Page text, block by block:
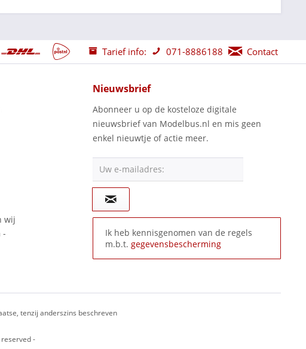
Tarief info: 071-8886188 Contact
wij
-
Nieuwsbrief
Abonneer u op de kosteloze digitale
nieuwsbrief van Modelbus.nl en mis geen
enkel nieuwtje of actie meer.
Uw e-mailadres:
Ik heb kennisgenomen van de regels
m.b.t. gegevensbescherming
tenzij anderszins beschreven
-